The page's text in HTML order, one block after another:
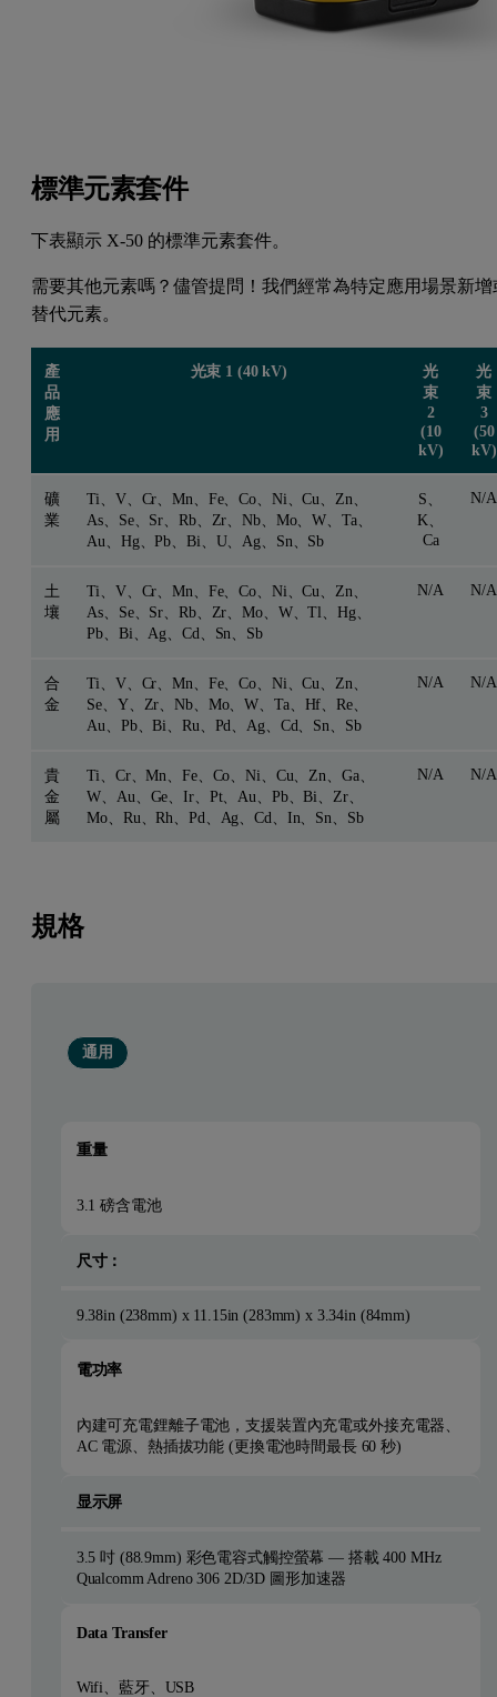
標準元素套件
下表顯示 X-50 的標準元素套件。
需要其他元素嗎？儘管提問！我們經常為特定應用場景新增
替代元素。
產
品
應
用
光束 1 (40 kV)
光
束
2
(10
kV)
光
束
3
(50
kV)
礦
業
Ti、V、Cr、Mn、Fe、Co、Ni、Cu、Zn、
As、Se、Sr、Rb、Zr、Nb、Mo、W、Ta、
Au、Hg、Pb、Bi、U、Ag、Sn、Sb
S、
K、
Ca
N/A
土
壤
Ti、V、Cr、Mn、Fe、Co、Ni、Cu、Zn、
As、Se、Sr、Rb、Zr、Mo、W、Tl、Hg、
Pb、Bi、Ag、Cd、Sn、Sb
N/A N/A
合
金
Ti、V、Cr、Mn、Fe、Co、Ni、Cu、Zn、
Se、Y、Zr、Nb、Mo、W、Ta、Hf、Re、
Au、Pb、Bi、Ru、Pd、Ag、Cd、Sn、Sb
N/A N/A
貴
金
屬
Ti、Cr、Mn、Fe、Co、Ni、Cu、Zn、Ga、
W、Au、Ge、Ir、Pt、Au、Pb、Bi、Zr、
Mo、Ru、Rh、Pd、Ag、Cd、In、Sn、Sb
N/A N/A
規格
通用
重量
3.1 磅含電池
尺寸：
9.38in (238mm) x 11.15in (283mm) x 3.34in (84mm)
電功率
內建可充電鋰離子電池，支援裝置內充電或外接充電器、
AC 電源、熱插拔功能 (更換電池時間最長 60 秒)
显示屏
3.5 吋 (88.9mm) 彩色電容式觸控螢幕 — 搭載 400 MHz
Qualcomm Adreno 306 2D/3D 圖形加速器
Data Transfer
Wifi、藍牙、USB